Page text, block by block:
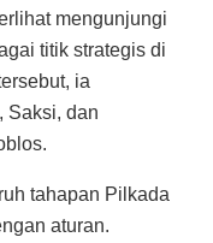
mengunjungi
titik strategis di
ia
Saksi, dan
tahapan Pilkada
aturan.